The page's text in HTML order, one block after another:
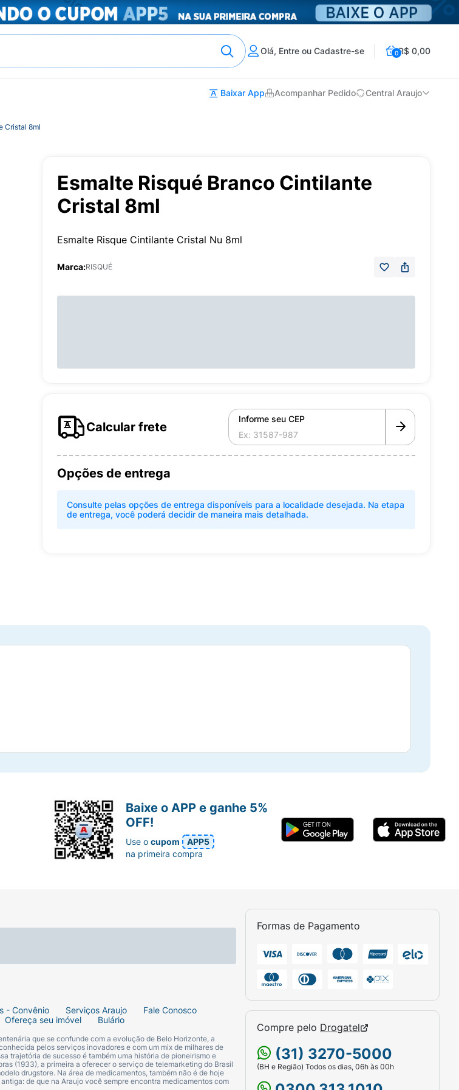
Olá, Entre ou Cadastre-se 0R$ 0,00
Baixar App Acompanhar Pedido Central Araujo
Cristal 8ml
Esmalte Risqué Branco Cintilante
Cristal 8ml
Esmalte Risque Cintilante Cristal Nu 8ml
Marca:RISQUÉ
Calcular frete
Informe seu CEP
Opções de entrega
Consulte pelas opções de entrega disponíveis para a localidade desejada. Na etapa
de entrega, você poderá decidir de maneira mais detalhada.
- Convênio Serviços Araujo
Fale Conosco
Ofereça seu imóvel Bulário
que se confunde com a evolução de Belo Horizonte, a
pelos serviços inovadores e com um mix de milhares de
trajetória de sucesso é também uma história de pioneirismo e
(1933), a primeira a oferecer o serviço de telemarketing do Brasil
drugstore. Na área de medicamentos, também não é de hoje
de que na Araujo você sempre encontra medicamentos com
Formas de Pagamento
Compre pelo Drogatel
(31) 3270-5000
(BH e Região) Todos os dias, 06h às 00h
Baixe o APP e ganhe 5%
OFF!
Use ocupom
APP5
na primeira compra